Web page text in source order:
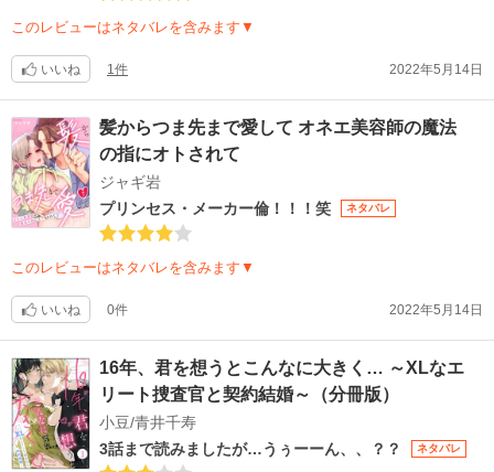
このレビューはネタバレを含みます▼
いいね 1件 2022年5月14日
髪からつま先まで愛して オネエ美容師の魔法
の指にオトされて
ジャギ岩
プリンセス・メーカー倫！！！笑
ネタバレ
このレビューはネタバレを含みます▼
いいね 0件 2022年5月14日
16年、君を想うとこんなに大きく… ～XLなエ
リート捜査官と契約結婚～（分冊版）
小豆/青井千寿
3話まで読みましたが…うぅーーん、、？？
ネタバレ